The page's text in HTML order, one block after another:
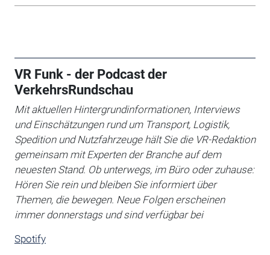
VR Funk - der Podcast der
VerkehrsRundschau
Mit aktuellen Hintergrundinformationen, Interviews
und Einschätzungen rund um Transport, Logistik,
Spedition und Nutzfahrzeuge hält Sie die VR-Redaktion
gemeinsam mit Experten der Branche auf dem
neuesten Stand. Ob unterwegs, im Büro oder zuhause:
Hören Sie rein und bleiben Sie informiert über
Themen, die bewegen. Neue Folgen erscheinen
immer donnerstags und sind verfügbar bei
Spotify